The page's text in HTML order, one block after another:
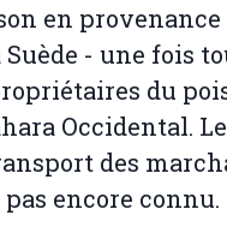
en
Suède - une fois
du
Occidental.
des
pas encore connu.